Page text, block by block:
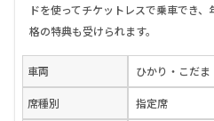
ドを使ってチケットレスで乗車でき
格の特典も受けられます。
車両 ひかり・こだま
席種別 指定席